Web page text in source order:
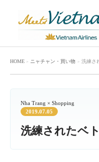
HOME ニャチャン ・ 買い物 洗練さ
Nha Trang × Shopping
2019.07.05
洗練されたベ